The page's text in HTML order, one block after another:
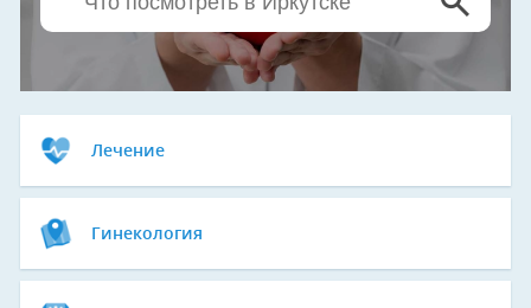
Лечение
Гинекология